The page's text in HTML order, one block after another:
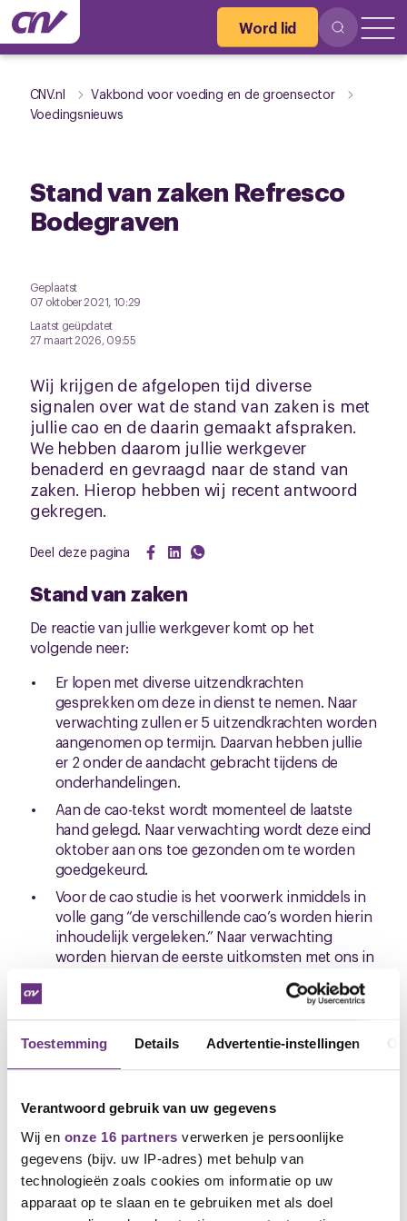
Toestemming Details Advertentie-instellingen
Verantwoord gebruik van uw gegevens
Wij en onze 16 partners verwerken je persoonlijke
gegevens (bijv. uw IP-adres) met behulp van
technologieën zoals cookies om informatie op uw
apparaat op te slaan en te gebruiken met als doel
Word lid
CNV.nl
Vakbond voor voeding en de groensector
Voedingsnieuws
Stand van zaken Refresco
Bodegraven
Geplaatst
07 oktober 2021, 10:29
Laatst geüpdatet
27 maart 2026, 09:55
Wij krijgen de afgelopen tijd diverse
signalen over wat de stand van zaken is met
jullie cao en de daarin gemaakt afspraken.
We hebben daarom jullie werkgever
benaderd en gevraagd naar de stand van
zaken. Hierop hebben wij recent antwoord
gekregen.
Deel deze pagina
Stand van zaken
De reactie van jullie werkgever komt op het
volgende neer:
Er lopen met diverse uitzendkrachten
gesprekken om deze in dienst te nemen. Naar
verwachting zullen er 5 uitzendkrachten worden
aangenomen op termijn. Daarvan hebben jullie
er 2 onder de aandacht gebracht tijdens de
onderhandelingen.
Aan de cao-tekst wordt momenteel de laatste
hand gelegd. Naar verwachting wordt deze eind
oktober aan ons toe gezonden om te worden
goedgekeurd.
Voor de cao studie is het voorwerk inmiddels in
volle gang “de verschillende cao’s worden hierin
inhoudelijk vergeleken.” Naar verwachting
worden hiervan de eerste uitkomsten met ons in
Hoe verder
Wij wachten het bovenstaande af en daarop
lijn met bovenstaande. Daarin zullen wij dan tevens
de nodige data gaan plannen voor
ledenraadplegingen en het komende cao traject.
Vragen